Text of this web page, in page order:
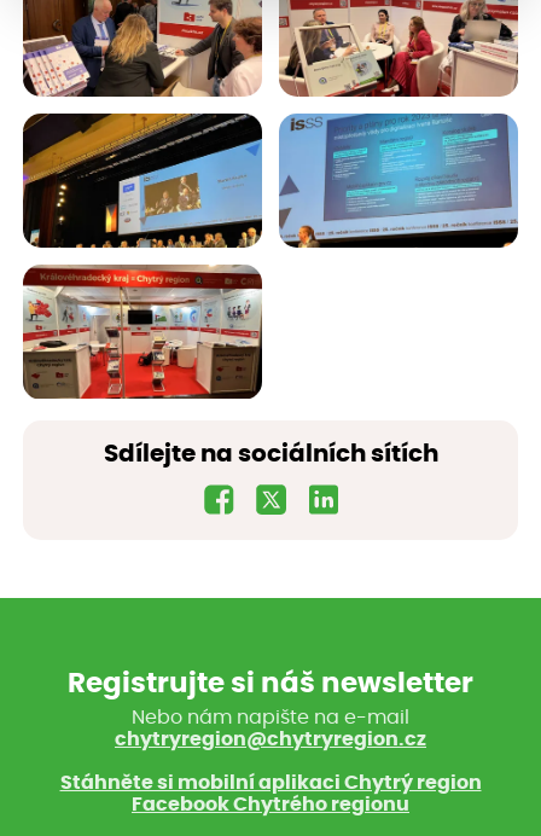
Sdílejte na sociálních sítích
Registrujte si náš newsletter
Nebo nám napište na e-mail
chytryregion@chytryregion.cz
Stáhněte si mobilní aplikaci Chytrý region
Facebook Chytrého regionu